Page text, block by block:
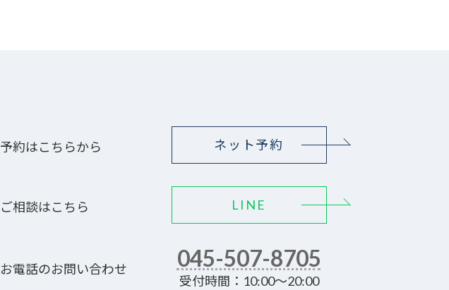
予約はこちらから ネット予約
ご相談はこちら LINE
お電話のお問い合わせ 045-507-8705
受付時間：10:00～20:00